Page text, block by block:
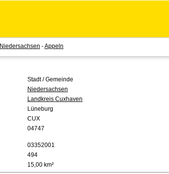
Niedersachsen -Appeln
Stadt / Gemeinde
Niedersachsen
Landkreis Cuxhaven
Lüneburg
CUX
04747
03352001
494
15,00 km²